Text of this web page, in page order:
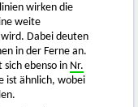
wirken die
weite
Dabei deuten
in der Ferne an.
ebenso in Nr.
ist ähnlich, wobei